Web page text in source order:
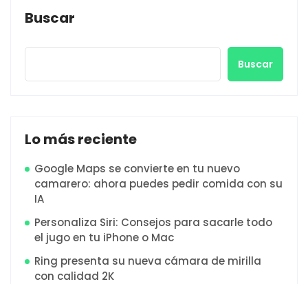
Buscar
Buscar
Lo más reciente
Google Maps se convierte en tu nuevo
camarero: ahora puedes pedir comida con su
IA
Personaliza Siri: Consejos para sacarle todo
el jugo en tu iPhone o Mac
Ring presenta su nueva cámara de mirilla
con calidad 2K